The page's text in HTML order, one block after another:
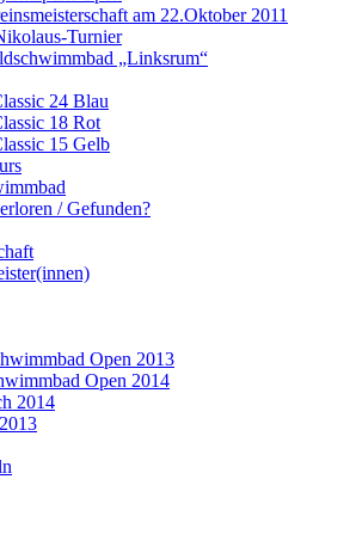
am 22.Oktober 2011
Turnier
„Linksrum“
24 Blau
18 Rot
15 Gelb
/ Gefunden?
Open 2013
Open 2014
2014